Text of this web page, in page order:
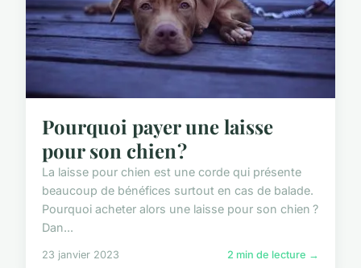
Pourquoi payer une laisse
pour son chien ?
La laisse pour chien est une corde qui présente
beaucoup de bénéfices surtout en cas de balade.
Pourquoi acheter alors une laisse pour son chien ?
Dan...
23 janvier 2023 2 min de lecture →